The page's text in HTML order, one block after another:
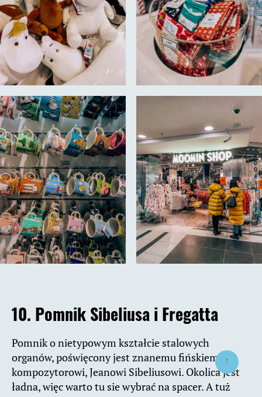
10. Pomnik Sibeliusai Fregatta
Pomnik o nietypowym kształcie stalowych
organów, poświęcony jest znanemu fińskiemu
kompozytorowi, Jeanowi Sibeliusowi. Okolica jest
ładna, więc warto tu sie wybrać na spacer. A tuż
↑